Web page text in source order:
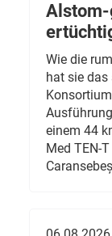
Wie die
hat sie
einem 44
Med TEN-